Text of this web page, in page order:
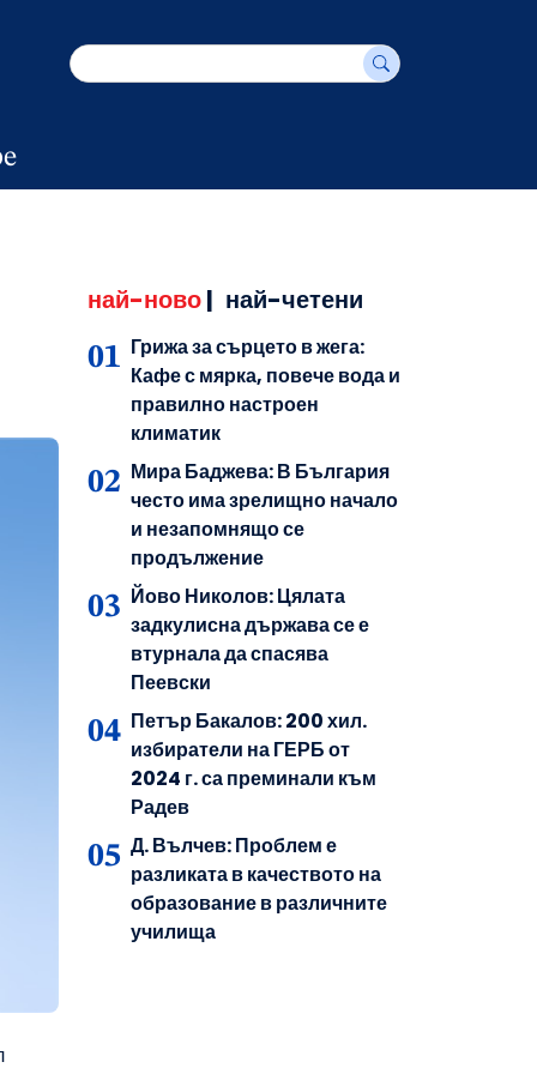
най-ново| най-четени
Грижа за сърцето в жега:
Кафе с мярка, повече вода и
правилно настроен
климатик
Мира Баджева: В България
често има зрелищно начало
и незапомнящо се
продължение
Йово Николов: Цялата
задкулисна държава се е
втурнала да спасява
Пеевски
Петър Бакалов: 200 хил.
избиратели на ГЕРБ от
2024 г. са преминали към
Радев
Д. Вълчев: Проблем е
разликата в качеството на
образование в различните
училища